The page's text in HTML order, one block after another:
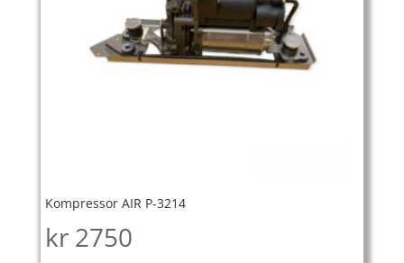
Kompressor AIR P-3214
kr 2750